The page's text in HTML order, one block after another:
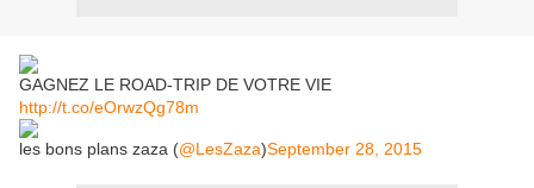
GAGNEZ LE ROAD-TRIP DE VOTRE VIE
http://t.co/eOrwzQg78m
les bons plans zaza (@LesZaza)September 28, 2015